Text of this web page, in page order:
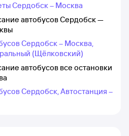
Сердобск – Москва
автобусов Сердобск —
Сердобск – Москва,
(Щёлковский)
автобусов все остановки
Сердобск, Автостанция –